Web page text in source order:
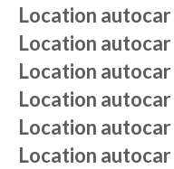
Location autocar
Location autocar
Location autocar
Location autocar
Location autocar
Location autocar